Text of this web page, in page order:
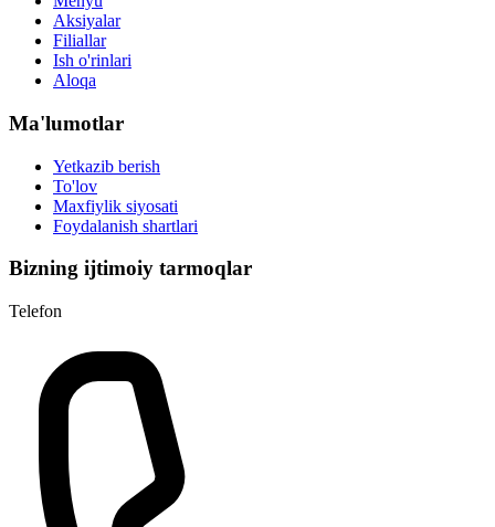
Aksiyalar
Filiallar
Ish o'rinlari
Aloqa
Ma'lumotlar
Yetkazib berish
To'lov
Maxfiylik siyosati
Foydalanish shartlari
Bizning ijtimoiy tarmoqlar
Telefon